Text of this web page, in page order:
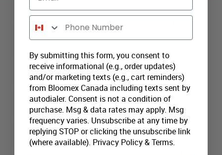
Major Canadian Flower Delivery Areas:
Victory Hill Par Prix Honeygables Par Prix
Arlington Woods Par Prix Merivale Par Prix
Merivale Station Par Prix Merivale Gardens Par Prix
Manordale Par Prix Tanglewood Par Prix
Phone Number
By submitting this form, you consent to
receive informational (e.g., order updates)
and/or marketing texts (e.g., cart reminders)
from Bloomex Canada including texts sent by
autodialer. Consent is not a condition of
purchase. Msg & data rates may apply. Msg
frequency varies. Unsubscribe at any time by
replying STOP or clicking the unsubscribe link
(where available). Privacy Policy&Terms.